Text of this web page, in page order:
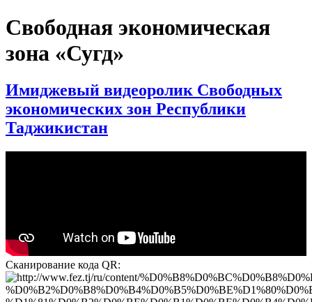
Свободная экономическая
зона «Сугд»
Имиджевый видеоролик Свободных
экономических зон Республики
Таджикистан
Сканирование кода QR: